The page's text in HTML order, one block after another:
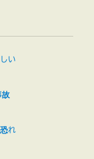
い
故
れ